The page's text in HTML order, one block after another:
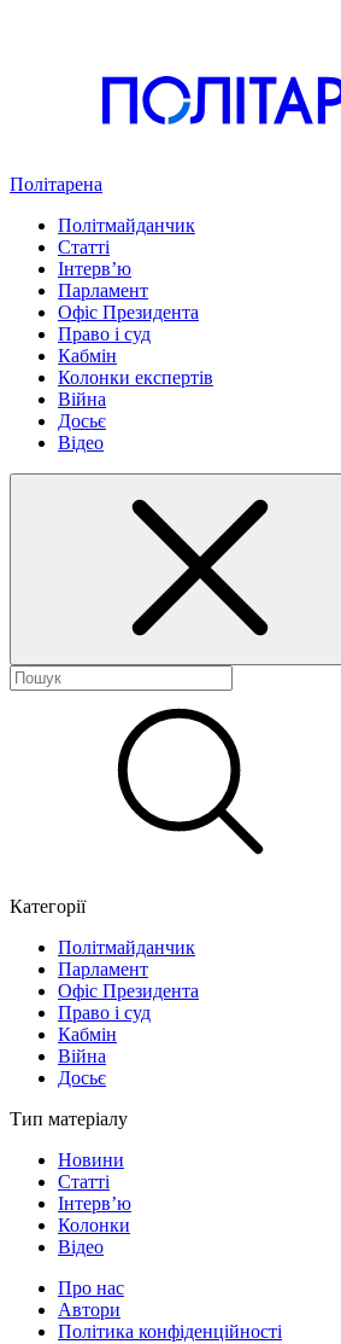
Політарена
Політмайданчик
Статті
Інтервʼю
Парламент
Офіс Президента
Право і суд
Кабмін
Колонки експертів
Війна
Досьє
Відео
Категорії
Політмайданчик
Парламент
Офіс Президента
Право і суд
Кабмін
Війна
Досьє
Тип матеріалу
Новини
Статті
Інтерв’ю
Колонки
Відео
Про нас
Автори
Політика конфіденційності